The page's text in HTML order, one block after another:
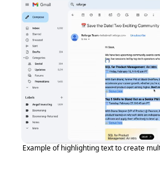
Example of highlighting text to create